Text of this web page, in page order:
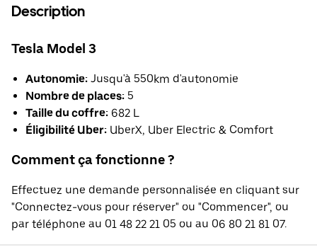
Description
Tesla Model 3
Autonomie: Jusqu'à 550km d'autonomie
Nombre de places: 5
Taille du coffre: 682 L
Éligibilité Uber: UberX, Uber Electric & Comfort
Comment ça fonctionne ?
Effectuez une demande personnalisée en cliquant sur
"Connectez-vous pour réserver" ou "Commencer", ou
par téléphone au 01 48 22 21 05 ou au 06 80 21 81 07.